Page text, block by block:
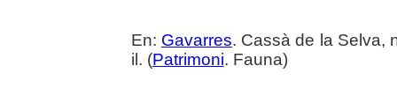
En: Gavarres. Cassà de la Selva,
il. (Patrimoni. Fauna)